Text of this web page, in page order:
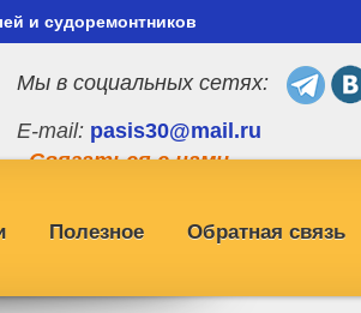
и судоремонтников
Мы в социальных сетях:
E-mail: pasis30@mail.ru
Связаться с нами
Полезное
Обратная связь